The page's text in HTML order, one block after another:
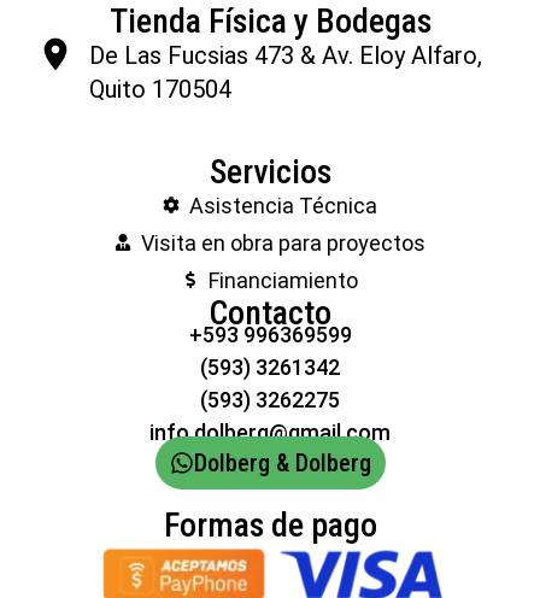
Tienda Física y Bodegas
De Las Fucsias 473 & Av. Eloy Alfaro,
Quito 170504
Servicios
Asistencia Técnica
Visita en obra para proyectos
Financiamiento
Contacto
+593 996369599
(593) 3261342
(593) 3262275
info.dolberg@gmail.com
Dolberg & Dolberg
Formas de pago